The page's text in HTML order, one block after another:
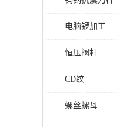
电脑锣加工
恒压阀杆
CD纹
螺丝螺母